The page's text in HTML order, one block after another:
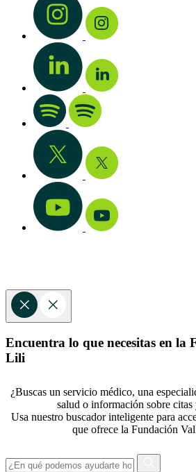
Encuentra lo que necesitas en la
Lili
¿Buscas un servicio médico, una
salud o información sobre citas
Usa nuestro buscador inteligente para
que ofrece la Fundación